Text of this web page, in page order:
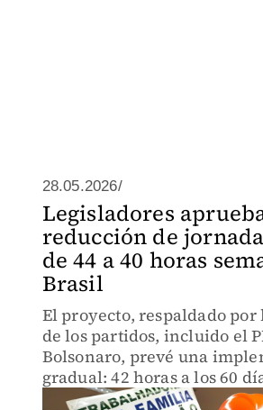
28.05.2026/
Legisladores
reducción de
de 44 a 40 horas
Brasil
El proyecto, respaldado
de los partidos, incluido el
Bolsonaro, prevé una
gradual: 42 horas a los 60
promulgación y 40 horas al